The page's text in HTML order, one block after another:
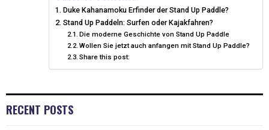
O
O
K
D
I
Duke Kahanamoku Erfinder der Stand Up Paddle?
Stand Up Paddeln: Surfen oder Kajakfahren?
Die moderne Geschichte von Stand Up Paddle
Wollen Sie jetzt auch anfangen mit Stand Up Paddle?
Share this post:
RECENT POSTS